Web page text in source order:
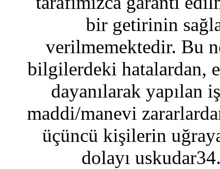
bir getirinin
verilmemektedir. Bu
bilgilerdeki hatalardan,
dayanılarak yapılan
maddi/manevi
üçüncü kişilerin
dolayı